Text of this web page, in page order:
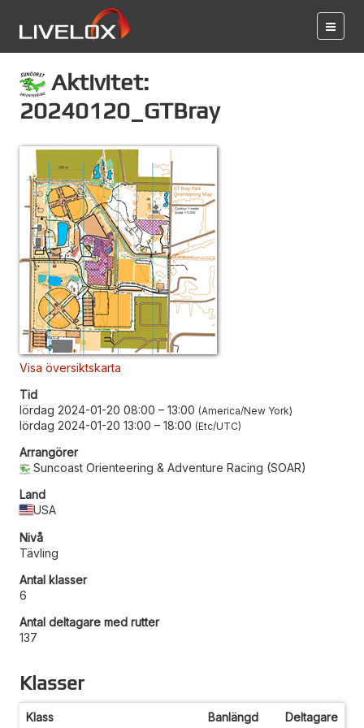
Aktivitet:
20240120_GTBray
Visa översiktskarta
Tid
lördag 2024-01-20 08:00 – 13:00 America/New York
lördag 2024-01-20 13:00 – 18:00 Etc/UTC
Arrangörer
Suncoast Orienteering & Adventure Racing (SOAR)
Land
USA
Nivå
Tävling
Antal klasser
6
Antal deltagare med rutter
137
Klasser
Klass Banlängd Deltagare